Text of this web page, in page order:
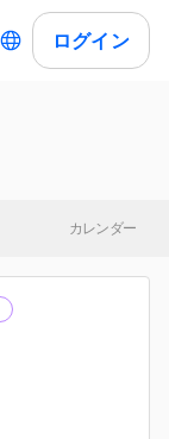
ログイン
カレンダー